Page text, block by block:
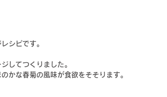
シピです。
してつくりました。
かな春菊の風味が食欲をそそります。